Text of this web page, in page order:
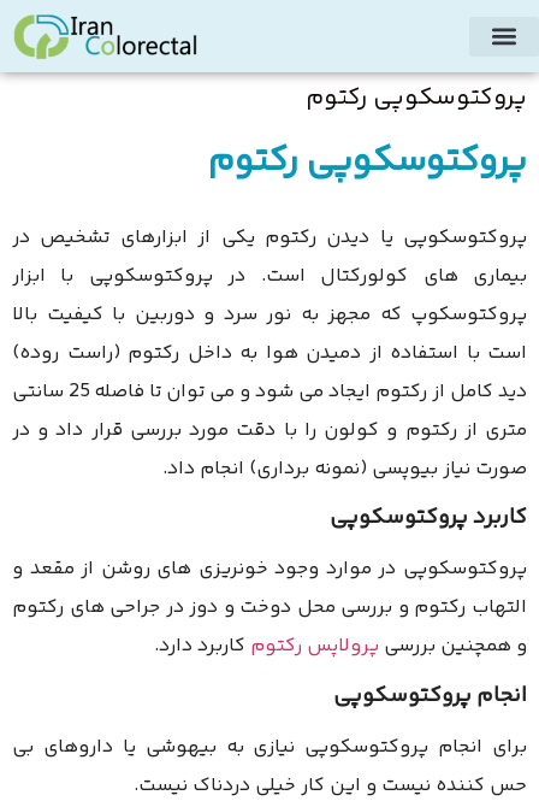
پروکتوسکوپی رکتوم
پروکتوسکوپی رکتوم
پروکتوسکوپی یا دیدن رکتوم یکی از ابزارهای تشخیص در
بیماری های کولورکتال است. در پروکتوسکوپی با ابزار
پروکتوسکوپ که مجهز به نور سرد و دوربین با کیفیت بالا
است با استفاده از دمیدن هوا به داخل رکتوم (راست روده)
دید کامل از رکتوم ایجاد می شود و می توان تا فاصله 25 سانتی
متری از رکتوم و کولون را با دقت مورد بررسی قرار داد و در
صورت نیاز بیوپسی (نمونه برداری) انجام داد.
کاربرد پروکتوسکوپی
پروکتوسکوپی در موارد وجود خونریزی های روشن از مقعد و
التهاب رکتوم و بررسی محل دوخت و دوز در جراحی های رکتوم
و همچنین بررسی پرولاپس رکتوم کاربرد دارد.
انجام پروکتوسکوپی
برای انجام پروکتوسکوپی نیازی به بیهوشی یا داروهای بی
حس کننده نیست و این کار خیلی دردناک نیست.